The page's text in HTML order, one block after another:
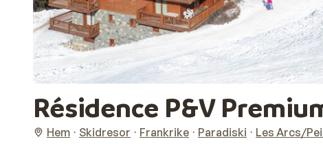
Résidence P&V
Hem Skidresor Frankrike Paradiski Les Arcs/